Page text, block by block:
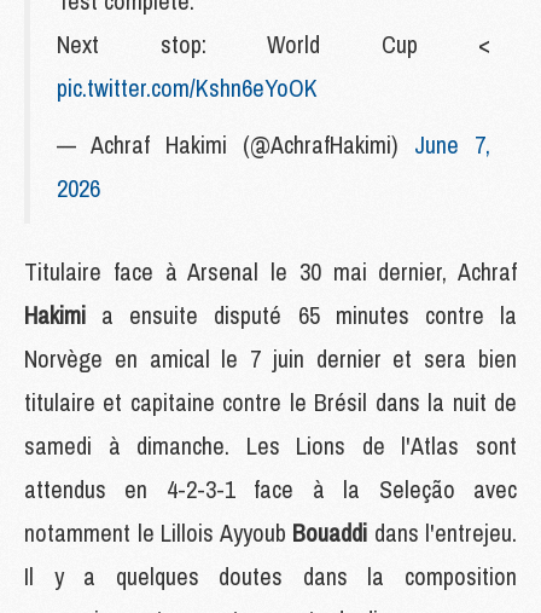
Next stop: World Cup <
pic.twitter.com/Kshn6eYoOK
— Achraf Hakimi (@AchrafHakimi) June 7,
2026
Titulaire face à Arsenal le 30 mai dernier, Achraf
Hakimi a ensuite disputé 65 minutes contre la
Norvège en amical le 7 juin dernier et sera bien
titulaire et capitaine contre le Brésil dans la nuit de
samedi à dimanche. Les Lions de l'Atlas sont
attendus en 4-2-3-1 face à la Seleção avec
notamment le Lillois Ayyoub Bouaddi dans l'entrejeu.
Il y a quelques doutes dans la composition